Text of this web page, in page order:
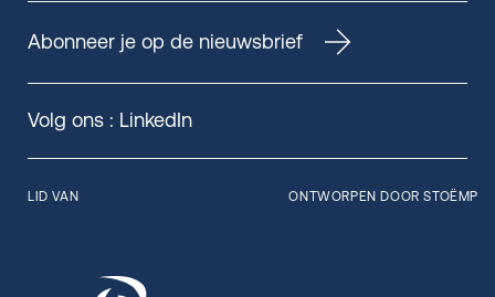
Abonneer je op de nieuwsbrief
Volg ons : LinkedIn
LID VAN ONTWORPEN DOOR STOËMP